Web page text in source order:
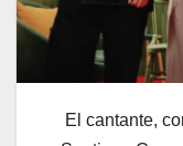
El cantante,